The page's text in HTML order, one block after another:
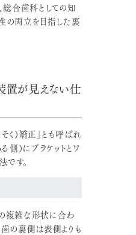
総合歯科としての知
の両立を目指した裏
置が見えない仕
く）矯正」とも呼ばれ
側）にブラケットとワ
です。
複雑な形状に合わ
の裏側は表側よりも